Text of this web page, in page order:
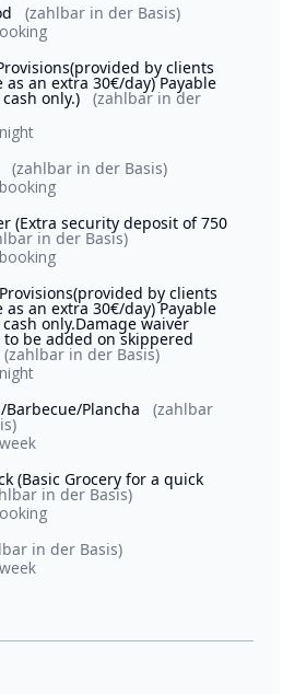
(zahlbar in der Basis)
by clients
as an extra 30€/day) Payable
only.) (zahlbar in der
(zahlbar in der Basis)
(Extra security deposit of 750
in der Basis)
by clients
as an extra 30€/day) Payable
only.Damage waiver
be added on skippered
(zahlbar in der Basis)
Plancha
(zahlbar
(Basic Grocery for a quick
in der Basis)
in der Basis)